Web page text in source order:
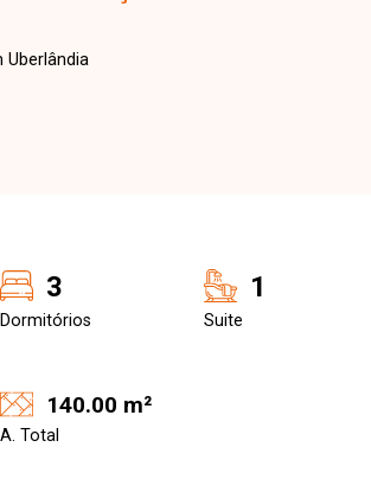
Uberlândia
3
Dormitórios
1
Suite
140.00 m²
A. Total